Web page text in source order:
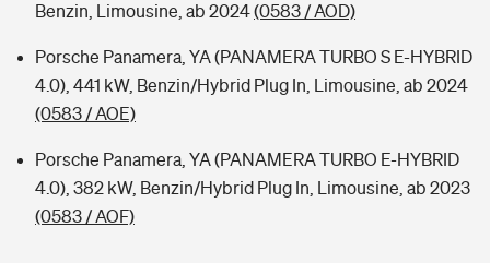
Benzin, Limousine, ab 2024(0583 / AOD)
Porsche Panamera, YA (PANAMERA TURBO S E-HYBRID
4.0), 441 kW, Benzin/Hybrid Plug In, Limousine, ab 2024
(0583 / AOE)
Porsche Panamera, YA (PANAMERA TURBO E-HYBRID
4.0), 382 kW, Benzin/Hybrid Plug In, Limousine, ab 2023
(0583 / AOF)